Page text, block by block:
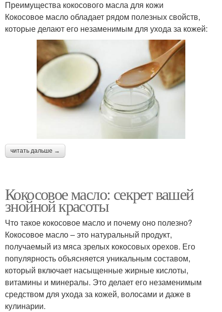
Преимущества кокосового масла для кожи
Кокосовое масло обладает рядом полезных свойств,
которые делают его незаменимым для ухода за кожей:
читать дальше →
Кокосовое масло: секрет вашей
знойной красоты
Что такое кокосовое масло и почему оно полезно?
Кокосовое масло – это натуральный продукт,
получаемый из мяса зрелых кокосовых орехов. Его
популярность объясняется уникальным составом,
который включает насыщенные жирные кислоты,
витамины и минералы. Это делает его незаменимым
средством для ухода за кожей, волосами и даже в
кулинарии.